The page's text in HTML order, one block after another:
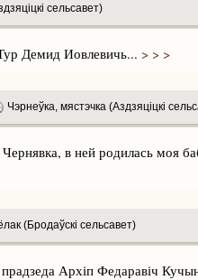
сельсавет)
Демид Иовлевичь... > > >
Чэрнеўка, мястэчка (Аздзяціцкі
в ней родилась моя
(Бродаўскі сельсавет)
Архіп Федаравіч